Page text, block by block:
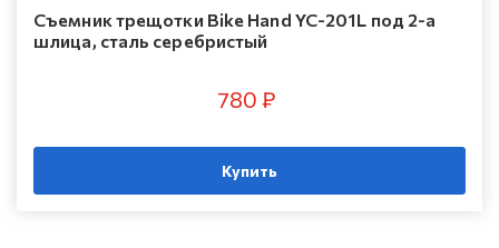
Съемник трещотки Bike Hand YC-201L под 2-а
шлица, сталь серебристый
780 ₽
Купить